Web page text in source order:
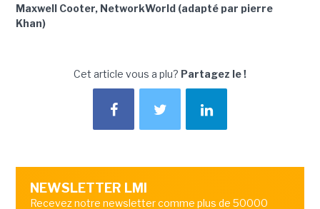
Maxwell Cooter, NetworkWorld (adapté par pierre
Khan)
Cet article vous a plu? Partagez le !
NEWSLETTER LMI
Recevez notre newsletter comme plus de 50000